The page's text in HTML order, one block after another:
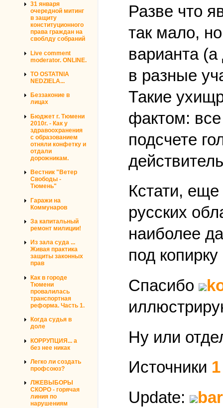
31 января
очередной митинг
в защиту
конституционного
права граждан на
своблду собраний
Live comment
moderator. ONLINE.
TO OSTATNIA
NEDZIELA...
Беззаконие в
лицах
Бюджет г. Тюмени
2010г. - Как у
здравоохранения
с образованием
отняли конфетку и
отдали
дорожникам.
Вестник "Ветер
Свободы -
Тюмень"
Гаражи на
Коммунаров
За капитальный
ремонт милиции!
Из зала суда ...
Живая практика
защиты законных
прав
Как в городе
Тюмени
провалилась
транспортная
реформа. Часть 1.
Когда судья в
доле
КОРРУПЦИЯ... а
без нее никак
Легко ли создать
профсоюз?
ЛЖЕВЫБОРЫ
СКОРО - горячая
линия по
нарушениям
Разве что
так мало,
варианта
в разные
Такие
фактом:
подсчете
Кстати,
русских
наиболее
под
Спасибо
Ну или
Источники 1
Update: